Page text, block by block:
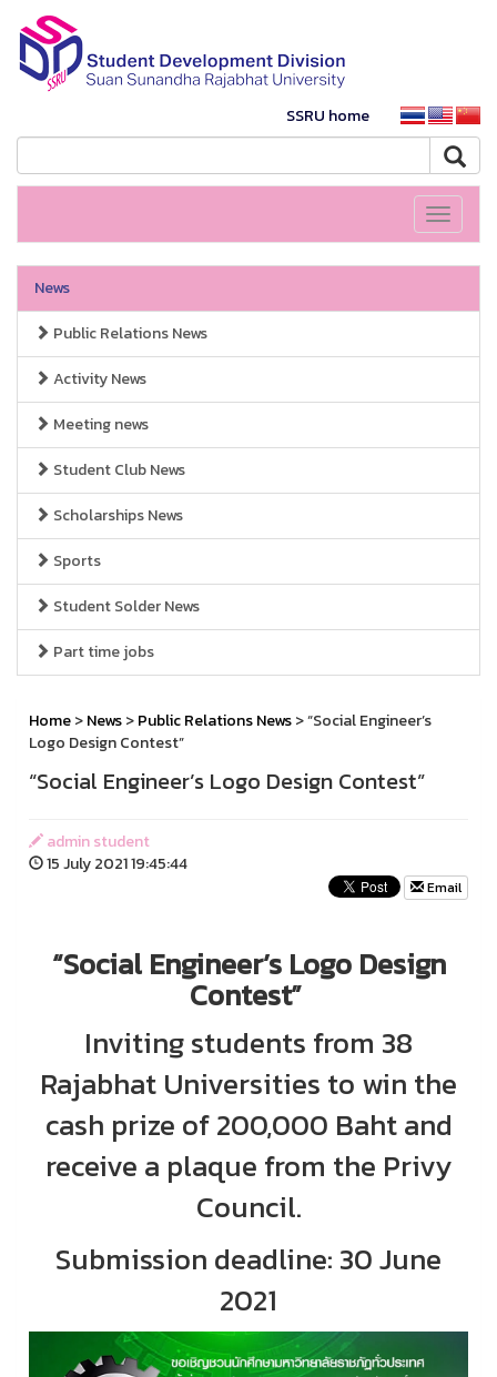
SSRU home
Toggle
News
Public Relations News
Activity News
Meeting news
Student Club News
Scholarships News
Sports
Student Solder News
Part time jobs
Home>News>Public Relations News> “Social Engineer’s
Logo Design Contest”
“Social Engineer’s Logo Design Contest”
admin student
15 July 2021 19:45:44
Email
“Social Engineer’s Logo Design
Contest”
Inviting students from 38
Rajabhat Universities to win the
cash prize of 200,000 Baht and
receive a plaque from the Privy
Council.
Submission deadline: 30 June
2021